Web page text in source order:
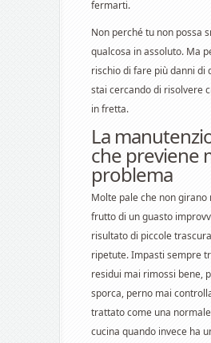
fermarti.
Non perché tu non possa
qualcosa in assoluto. Ma
rischio di fare più danni di
stai cercando di risolvere
in fretta.
La
che previene
problema
Molte pale che non girano
frutto di un guasto
risultato di piccole
ripetute. Impasti sempre
residui mai rimossi bene,
sporca, perno mai
trattato come una
cucina quando invece ha